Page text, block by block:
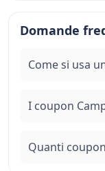
Domande
Come si usa
I coupon
Quanti